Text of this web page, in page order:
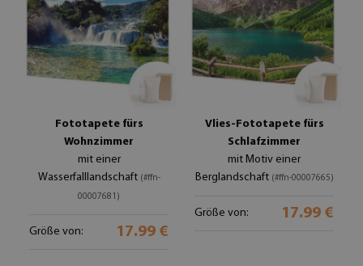
Fototapete fürs
Wohnzimmer
mit einer
Wasserfalllandschaft (#ffn-
00007681)
Größe von: 17.99 €
Vlies-Fototapete fürs
Schlafzimmer
mit Motiv einer
Berglandschaft (#ffn-00007665)
Größe von: 17.99 €